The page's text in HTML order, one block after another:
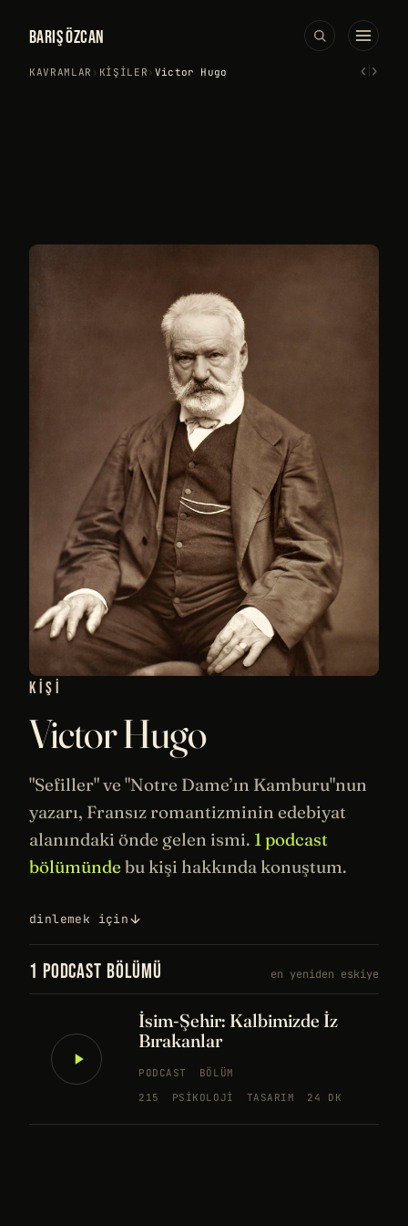
BARIŞ ÖZCAN
KAVRAMLAR › KIŞILER › Victor Hugo ‹›
KIŞI
Victor Hugo
"Sefiller" ve "Notre Dame’ın Kamburu"nun
yazarı, Fransız romantizminin edebiyat
alanındaki önde gelen ismi. 1 podcast
bölümünde bu kişi hakkında konuştum.
dinlemek için
1 PODCAST BÖLÜMÜ en yeniden eskiye
İsim-Şehir: Kalbimizde İz
Bırakanlar
PODCAST
BÖLÜM
215
PSIKOLOJI TASARIM 24 DK